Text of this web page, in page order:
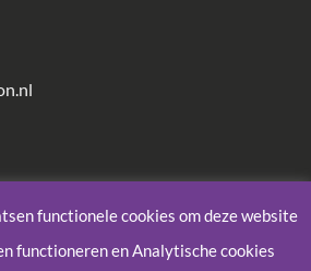
functionele cookies om deze website
functioneren en Analytische cookies